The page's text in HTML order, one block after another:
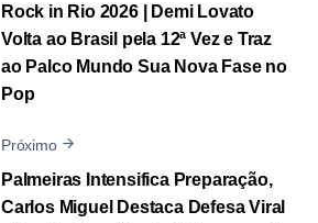
Rock in Rio 2026 | Demi Lovato
Volta ao Brasil pela 12ª Vez e Traz
ao Palco Mundo Sua Nova Fase no
Pop
Próximo
Palmeiras Intensifica Preparação,
Carlos Miguel Destaca Defesa Viral